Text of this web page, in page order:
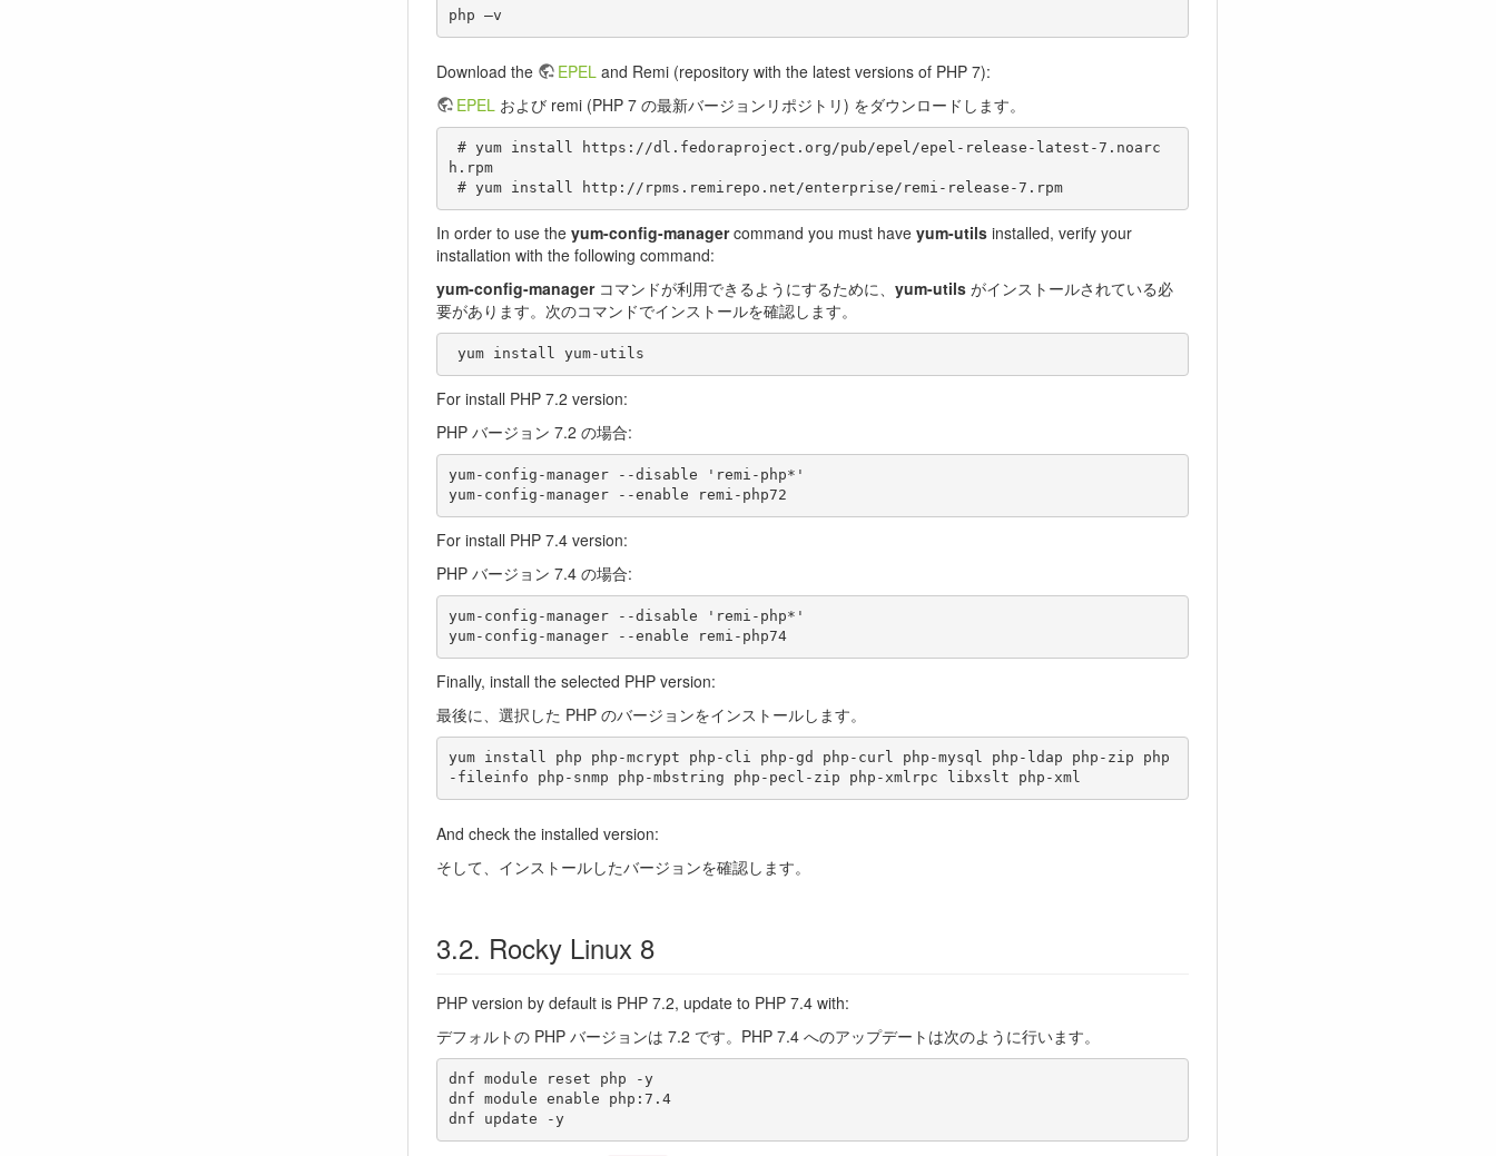
Download the EPEL and Remi (repository with the latest versions of PHP 7):
EPEL および remi (PHP 7 の最新バージョンリポジトリ) をダウンロードします。
h.rpm
# yum install http://rpms.remirepo.net/enterprise/remi-release-7.rpm
In order to use the yum-config-managercommand you must have yum-utils installed, verify your
installation with the following command:
yum-config-managerコマンドが利用できるようにするために、 yum-utils がインストールされている必
要があります。次のコマンドでインストールを確認します。
For install PHP 7.2 version:
PHP バージョン 7.2 の場合:
yum-config-manager --disable 'remi-php*'
For install PHP 7.4 version:
PHP バージョン 7.4 の場合:
yum-config-manager --disable 'remi-php*'
yum-config-manager --enable remi-php74
Finally, install the selected PHP version:
最後に、選択した PHP のバージョンをインストールします。
yum install php php-mcrypt php-cli php-gd php-curl php-mysql php-ldap php-zip php
And check the installed version:
そして、インストールしたバージョンを確認します。
Rocky Linux 8
PHP version by default is PHP 7.2, update to PHP 7.4 with:
デフォルトの PHP バージョンは 7.2 です。PHP 7.4 へのアップデートは次のように行います。
dnf module reset php -y
dnf module enable php:7.4
dnf update -y